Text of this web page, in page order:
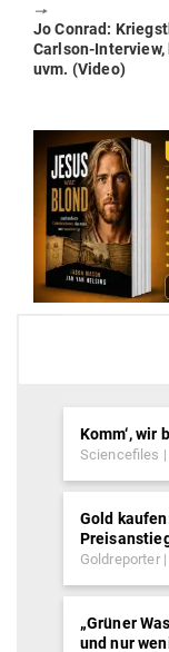
🠖
Next
post:
Jo Conrad:
Carlson-
uvm. (Video)
Komm‘, wir
Sciencefiles
Gold
Goldreporter
„Grüner
und nur